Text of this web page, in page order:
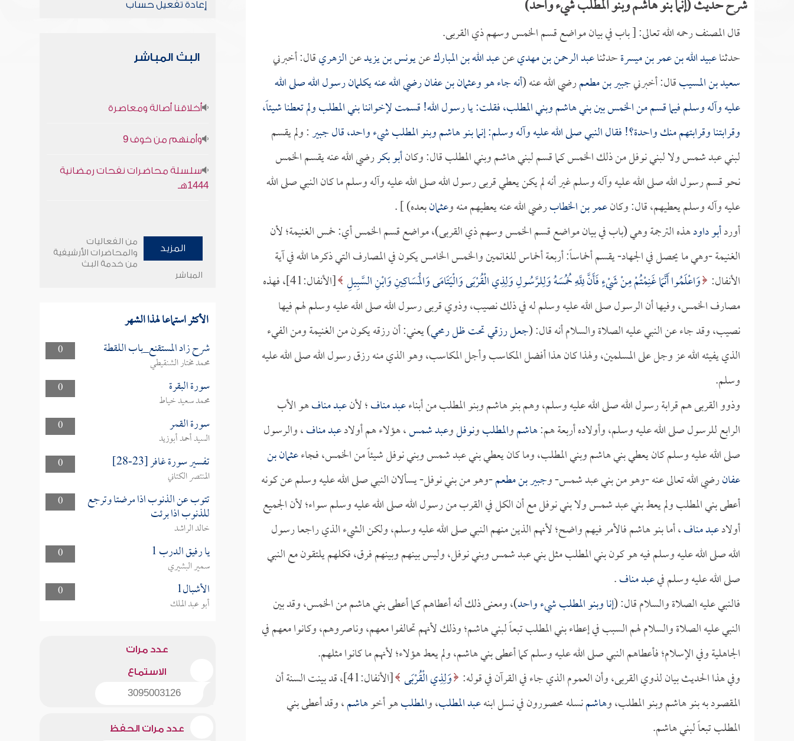
شرح حديث (إنما بنو هاشم وبنو المطلب شيء واحد)
قال المصنف رحمه الله تعالى: [ باب في بيان مواضع قسم الخمس وسهم ذي القربى.
حدثناعبيد الله بن عمر بن ميسرةحدثناعبد الرحمن بن مهديعنعبد الله بن المباركعنيونس بن يزيدعنالزهريقال: أخبرني
سعيد بن المسيبقال: أخبرنيجبير بن مطعمرضي الله عنه (أنه جاء هو وعثمان بن عفانرضي الله عنه يكلمان رسول الله صلى الله
عليه وآله وسلم فيما قسم من الخمس بين بني هاشم وبني المطلب، فقلت: يا رسول الله! قسمت لإخواننا بني المطلب ولم تعطنا شيئاً،
وقرابتنا وقرابتهم منك واحدة؟! فقال النبي صلى الله عليه وآله وسلم: إنما بنو هاشم وبنو المطلب شيء واحد، قالجبير: ولم يقسم
لبني عبد شمس ولا لبني نوفل من ذلك الخمس كما قسم لبني هاشم وبني المطلب قال: وكانأبو بكررضي الله عنه يقسم الخمس
نحو قسم رسول الله صلى الله عليه وآله وسلم غير أنه لم يكن يعطي قربى رسول الله صلى الله عليه وآله وسلم ما كان النبي صلى الله
عليه وآله وسلم يعطيهم، قال: وكانعمر بن الخطابرضي الله عنه يعطيهم منه وعثمانبعده) ] .
أوردأبو داودهذه الترجمة وهي (باب في بيان مواضع قسم الخمس وسهم ذي القربى)، مواضع قسم الخمس أي: خمس الغنيمة؛ لأن
الغنيمة -وهي ما يحصل في الجهاد- يقسم أخماساً: أربعة أخماس للغانمين والخمس الخامس يكون في المصارف التي ذكرها الله في آية
الأنفال: وَاعْلَمُوا أَنَّمَا غَنِمْتُمْ مِنْ شَيْءٍ فَأَنَّ لِلَّهِ خُمُسَهُ وَلِلرَّسُولِ وَلِذِي الْقُرْبَى وَالْيَتَامَى وَالْمَسَاكِينِ وَابْنِ السَّبِيلِ
[الأنفال:41]، فهذه
مصارف الخمس، وفيها أن الرسول صلى الله عليه وسلم له في ذلك نصيب، وذوي قربى رسول الله صلى الله عليه وسلم لهم فيها
نصيب، وقد جاء عن النبي عليه الصلاة والسلام أنه قال: (جعل رزقي تحت ظل رمحي) يعني: أن رزقه يكون من الغنيمة ومن الفيء
الذي يفيئه الله عز وجل على المسلمين، ولهذا كان هذا أفضل المكاسب وأجل المكاسب، وهو الذي منه رزق رسول الله صلى الله عليه
وسلم.
وذوو القربى هم قرابة رسول الله صلى الله عليه وسلم، وهم بنو هاشم وبنو المطلب من أبناءعبد مناف؛ لأنعبد منافهو الأب
الرابع للرسول صلى الله عليه وسلم، وأولاده أربعة هم:هاشموالمطلبونوفلوعبد شمس، هؤلاء هم أولادعبد مناف، والرسول
صلى الله عليه وسلم كان يعطي بني هاشم وبني المطلب، وما كان يعطي بني عبد شمس وبني نوفل شيئاً من الخمس، فجاءعثمان بن
عفانرضي الله تعالى عنه -وهو من بني عبد شمس- وجبير بن مطعم-وهو من بني نوفل- يسألان النبي صلى الله عليه وسلم عن كونه
أعطى بني المطلب ولم يعط بني عبد شمس ولا بني نوفل مع أن الكل في القرب من رسول الله صلى الله عليه وسلم سواء؛ لأن الجميع
أولادعبد مناف، أما بنو هاشم فالأمر فيهم واضح؛ لأنهم الذين منهم النبي صلى الله عليه وسلم، ولكن الشيء الذي راجعا رسول
الله صلى الله عليه وسلم فيه هو كون بني المطلب مثل بني عبد شمس وبني نوفل، وليس بينهم وبينهم فرق، فكلهم يلتقون مع النبي
صلى الله عليه وسلم فيعبد مناف.
فالنبي عليه الصلاة والسلام قال: (إنا وبنو المطلب شيء واحد)، ومعنى ذلك أنه أعطاهم كما أعطى بني هاشم من الخمس، وقد بين
النبي عليه الصلاة والسلام لهم السبب في إعطاء بني المطلب تبعاً لبني هاشم؛ وذلك لأنهم تحالفوا معهم، وناصروهم، وكانوا معهم في
الجاهلية وفي الإسلام؛ فأعطاهم النبي صلى الله عليه وسلم كما أعطى بني هاشم، ولم يعط هؤلاء؛ لأنهم ما كانوا مثلهم.
وفي هذا الحديث بيان لذوي القربى، وأن العموم الذي جاء في القرآن في قوله: وَلِذِي الْقُرْبَى
[الأنفال:41]، قد بينت السنة أن
المقصود به بنو هاشم وبنو المطلب، وهاشمنسله محصورون في نسل ابنهعبد المطلب، والمطلبهو أخوهاشم، وقد أعطى بني
المطلب تبعاً لبني هاشم.
إعادة تفعيل حساب
البث المباشر
أخلاقنا أصالة ومعاصرة
وأمنهم من خوف 9
سلسلة محاضرات نفحات رمضانية
1444هـ
المزيد
من الفعاليات
والمحاضرات الأرشيفية
من خدمة البث
المباشر
الأكثر استماعا لهذا الشهر
0 شرح زاد المستقنع_باب اللقطة
محمد مختار الشنقيطي
0
سورة البقرة
محمد سعيد خياط
0
سورة القمر
السيد أحمد أبوزيد
0
تفسير سورة غافر [23-28]
المنتصر الكتاني
0
تتوب عن الذنوب اذا مرضتا وترجع
للذنوب اذا برئت
خالد الراشد
0
يا رفيق الدرب 1
سمير البشيري
0
الأشبال1
أبو عبد الملك
عدد مرات
الاستماع
3095003126
عدد مرات الحفظ